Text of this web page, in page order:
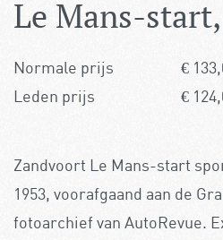
Le Mans-
Normale prijs €
Leden prijs
€
Zandvoort Le Mans-start
1953, voorafgaand aan de
fotoarchief van AutoRevue.